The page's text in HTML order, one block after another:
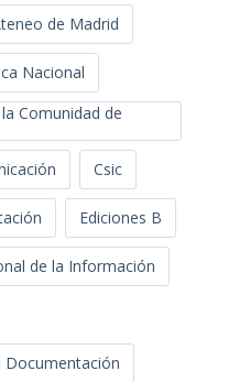
de Madrid
Nacional
Comunidad de
Csic
Ediciones B
de la Información
Documentación